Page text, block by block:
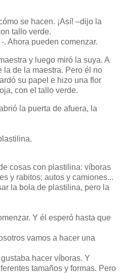
se hacen. ¡Así! –dijo la
tallo verde.
. Ahora pueden comenzar.
y luego miró la suya. A
la de la maestra. Pero él no
su papel e hizo una flor
con el tallo verde.
la puerta de afuera, la
cosas con plastilina: víboras
y rabitos; autos y camiones...
la bola de plastilina, pero la
Y él esperó hasta que
vamos a hacer una
hacer víboras. Y
tamaños y formas. Pero